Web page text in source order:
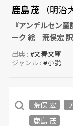
鹿島 茂
（明治
『アンデルセン
ーク 絵 荒俣宏 訳
出典 :#文春文庫
ジャンル :#小説
荒俣 宏
鹿島 茂